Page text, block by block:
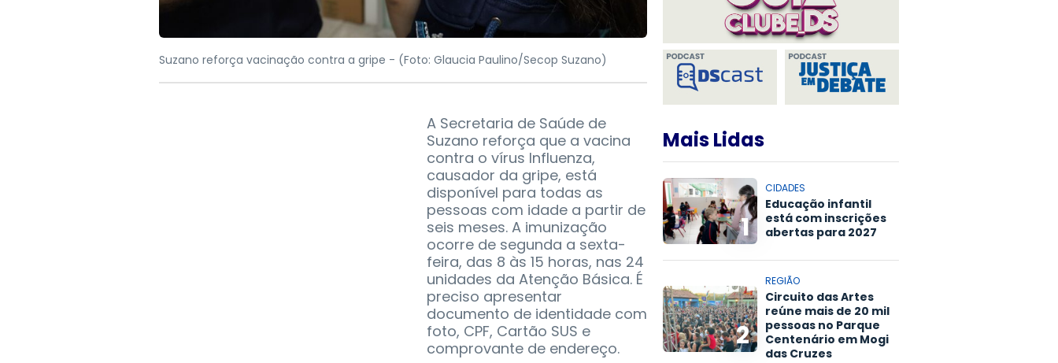
Suzano reforça vacinação contra a gripe - (Foto: Glaucia Paulino/Secop Suzano)
A Secretaria de Saúde de
Suzano reforça que a vacina
contra o vírus Influenza,
causador da gripe, está
disponível para todas as
pessoas com idade a partir de
seis meses. A imunização
ocorre de segunda a sexta-
feira, das 8 às 15 horas, nas 24
unidades da Atenção Básica. É
preciso apresentar
documento de identidade com
foto, CPF, Cartão SUS e
comprovante de endereço.
Mais Lidas
1
CIDADES
Educação infantil
está com inscrições
abertas para 2027
2
REGIÃO
Circuito das Artes
reúne mais de 20 mil
pessoas no Parque
Centenário em Mogi
das Cruzes